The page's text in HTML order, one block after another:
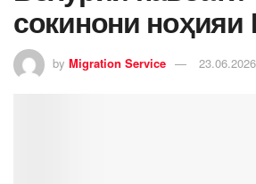
сокинони
by Migration Service 23.06.2026